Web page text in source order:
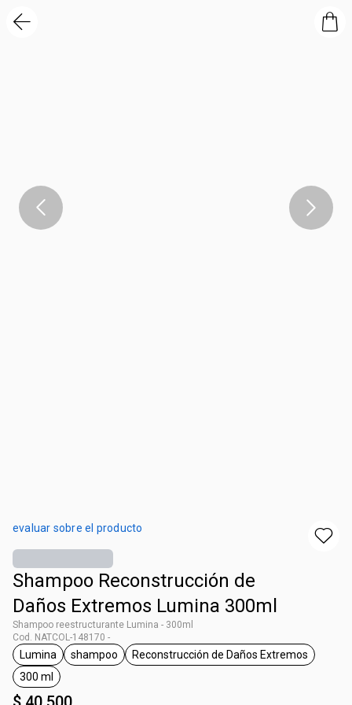
evaluar sobre el producto
Shampoo Reconstrucción de
Daños Extremos Lumina 300ml
Shampoo reestructurante Lumina - 300ml
Cod. NATCOL-148170 -
general.tag Lumina
Lumina
general.tag shampoo
shampoo
general.tag
Reconstrucción de Daños Extremos
general.tag 300 ml
300 ml